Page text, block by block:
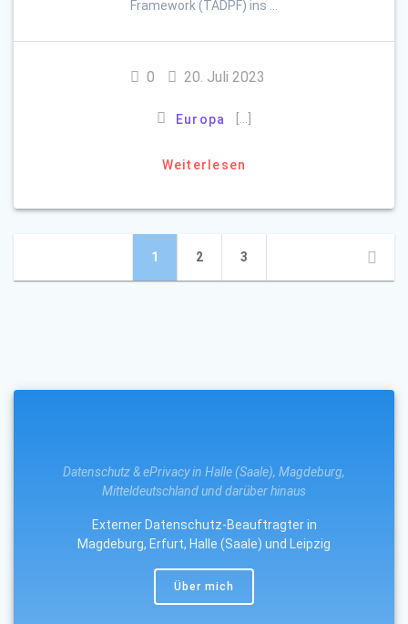
Framework (TADPF) ins …
0 20. Juli 2023
Europa
Weiterlesen
Navigation
Seite
1 Seite
2 Seite
3
Datenschutz & ePrivacy in Halle (Saale), Magdeburg,
Mitteldeutschland und darüber hinaus
Externer Datenschutz-Beauftragter in
Magdeburg, Erfurt, Halle (Saale) und Leipzig
Über mich